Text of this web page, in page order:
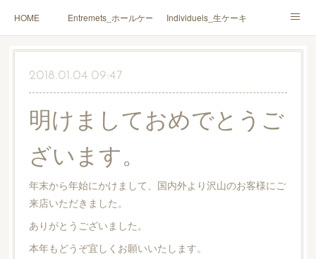
HOME Entremets_ホールケーキ Individuels_生ケーキ
Gâteaux secs_焼菓子 Coffrets Cadeaux_詰合せ
2018.01.04 09:47
明けましておめでとうご
ざいます。
年末から年始にかけまして、国内外より沢山のお客様にご
来店いただきました。
ありがとうございました。
本年もどうぞ宜しくお願いいたします。